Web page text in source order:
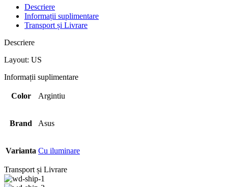
Descriere
Informații suplimentare
Transport și Livrare
Descriere
Layout: US
Informații suplimentare
Color Argintiu
Brand Asus
Varianta Cu iluminare
Transport și Livrare